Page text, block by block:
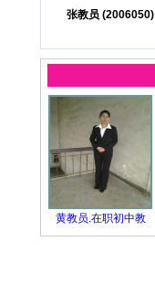
张教员 (2006050)
黄教员.在职初中教